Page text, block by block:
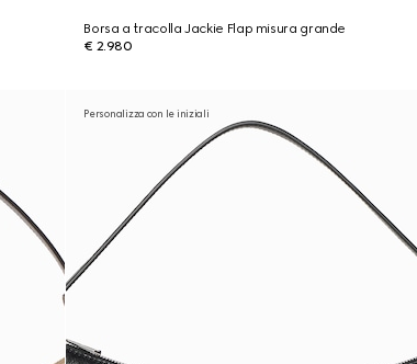
Borsa a tracolla Jackie Flap misura grande
€ 2.980
Personalizza con le iniziali